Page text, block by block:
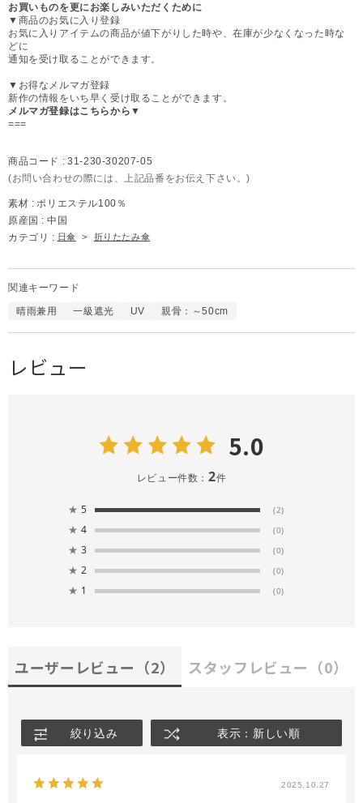
お買いものを更にお楽しみいただくために
▼商品のお気に入り登録
お気に入りアイテムの商品が値下がりした時や、在庫が少なくなった時な
どに
通知を受け取ることができます。
▼お得なメルマガ登録
新作の情報をいち早く受け取ることができます。
メルマガ登録はこちらから▼
===
商品コード : 31-230-30207-05
(お問い合わせの際には、上記品番をお伝え下さい。)
素材 : ポリエステル100％
原産国 : 中国
カテゴリ : 日傘 > 折りたたみ傘
関連キーワード
晴雨兼用 一級遮光 UV 親骨：～50cm
レビュー
5.0
レビュー件数： 2件
★ 5 (2)
★ 4 (0)
★ 3 (0)
★ 2 (0)
★ 1 (0)
ユーザーレビュー （2） スタッフレビュー （0）
絞り込み 表示：新しい順
2025.10.27